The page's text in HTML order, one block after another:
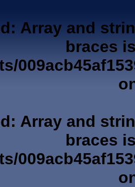
: Array and
braces
: Array and
braces